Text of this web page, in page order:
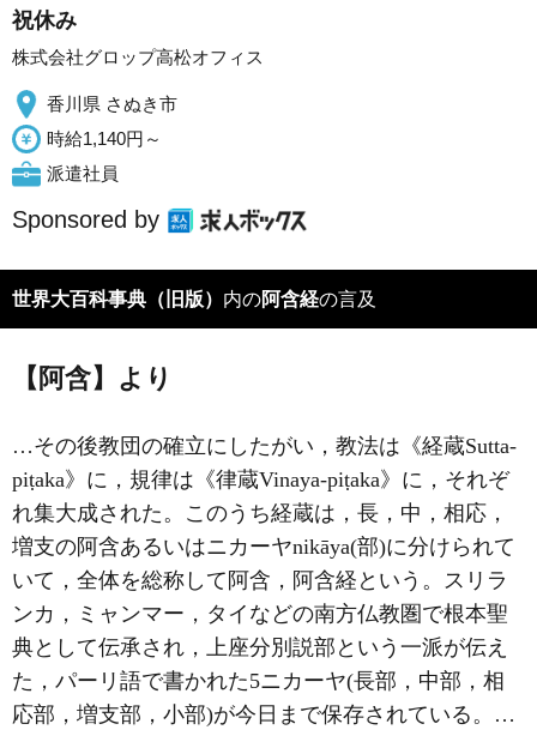
祝休み
株式会社グロップ高松オフィス
香川県 さぬき市
時給1,140円～
派遣社員
Sponsored by
世界大百科事典（旧版） 内の阿含経の言及
【阿含】より
…その後教団の確立にしたがい，教法は《経蔵Sutta‐
piṭaka》に，規律は《律蔵Vinaya‐piṭaka》に，それぞ
れ集大成された。このうち経蔵は，長，中，相応，
増支の阿含あるいはニカーヤnikāya(部)に分けられて
いて，全体を総称して阿含，阿含経という。スリラ
ンカ，ミャンマー，タイなどの南方仏教圏で根本聖
典として伝承され，上座分別説部という一派が伝え
た，パーリ語で書かれた5ニカーヤ(長部，中部，相
応部，増支部，小部)が今日まで保存されている。…